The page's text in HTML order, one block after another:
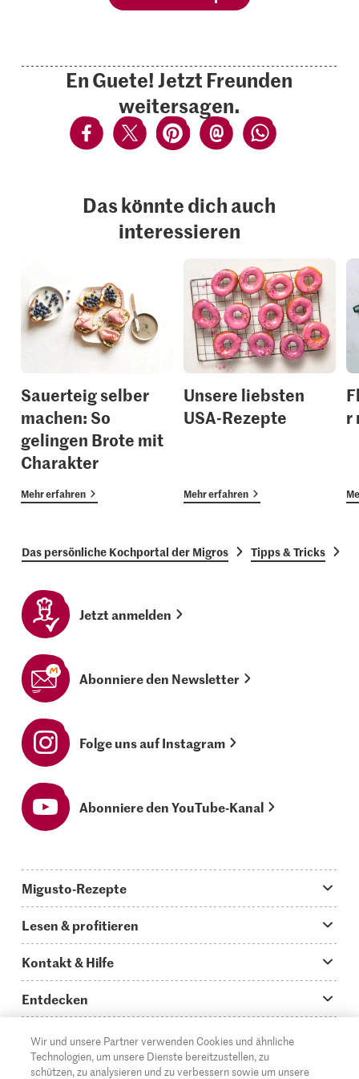
En Guete! Jetzt Freunden
weitersagen.
Das könnte dich auch
interessieren
Sauerteig selber
machen: So
gelingen Brote mit
Charakter
Mehr erfahren
Unsere liebsten
USA-Rezepte
Mehr erfahren
r
Das persönliche Kochportal der Migros Tipps & Tricks
Jetzt anmelden
Abonniere den Newsletter
Folge uns auf Instagram
Abonniere den YouTube-Kanal
Migusto-Rezepte
Was koche ich heute?
Hauptgerichte
Schnelle & einfache Rezepte
Apéro & Fingerfood
Lesen & profitieren
Storys
How to-Videos
Glossar
Kontakt & Hilfe
Infos zum Kochen mit Migusto
Kontakt
Entdecken
Migros Online
DE FR IT
Wir und unsere Partner verwenden Cookies und ähnliche
Technologien, um unsere Dienste bereitzustellen, zu
schützen, zu analysieren und zu verbessern sowie um unsere